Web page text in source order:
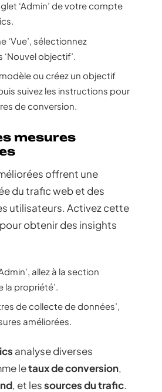
‘Admin’ de votre compte
‘Vue’, sélectionnez
‘Nouvel objectif’.
ou créez un objectif
suivez les instructions pour
de conversion.
mesures
offrent une
du trafic web et des
utilisateurs. Activez cette
obtenir des insights
allez à la section
la propriété’.
de collecte de données’,
améliorées.
analyse diverses
letaux de conversion,
, et lessources du trafic.